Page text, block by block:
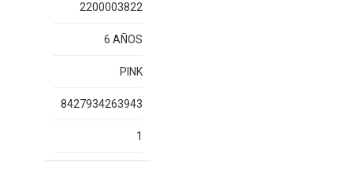
2200003822
6 AÑOS
PINK
8427934263943
1